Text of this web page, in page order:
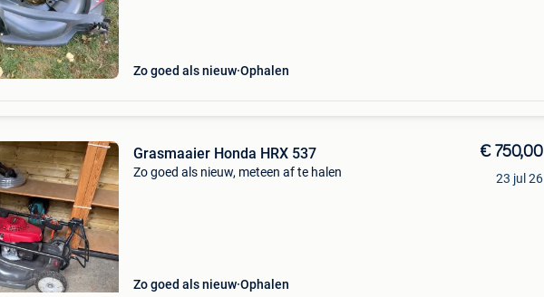
Zo goed als nieuw Ophalen
Grasmaaier Honda HRX 537
Zo goed als nieuw, meteen af te halen
Zo goed als nieuw Ophalen
€ 750,00
23 jul 26